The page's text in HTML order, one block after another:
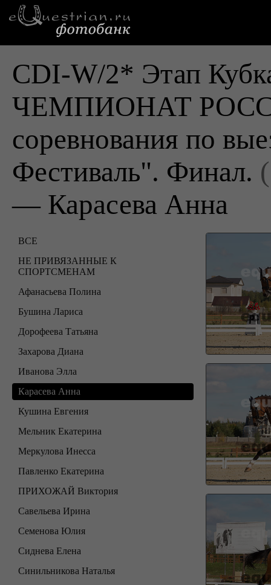
CDI-W/2* Этап
ЧЕМПИОНАТ
соревнования по
Фестиваль". Финал.
— Карасева Анна
ВСЕ
НЕ ПРИВЯЗАННЫЕ К
СПОРТСМЕНАМ
Афанасьева Полина
Бушина Лариса
Дорофеева Татьяна
Захарова Диана
Иванова Элла
Карасева Анна
Кушина Евгения
Мельник Екатерина
Меркулова Инесса
Павленко Екатерина
ПРИХОЖАЙ Виктория
Савельева Ирина
Семенова Юлия
Сиднева Елена
Синильникова Наталья